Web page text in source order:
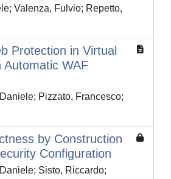
Valenza, Fulvio; Repetto,
Protection in Virtual
Automatic WAF
Pizzato, Francesco;
by Construction
Configuration
Sisto, Riccardo;